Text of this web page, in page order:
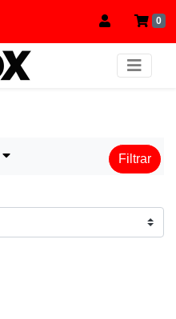
0
Filtrar